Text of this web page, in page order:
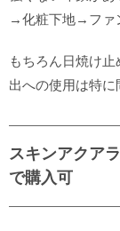
→化粧下地→ファ
もちろん日焼け
出への使用は特に
スキンアクア
で購入可